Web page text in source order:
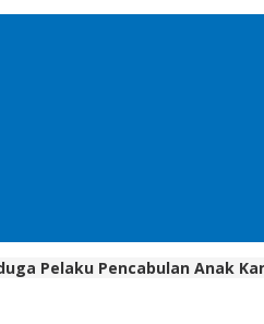
Pelaku Pencabulan Anak